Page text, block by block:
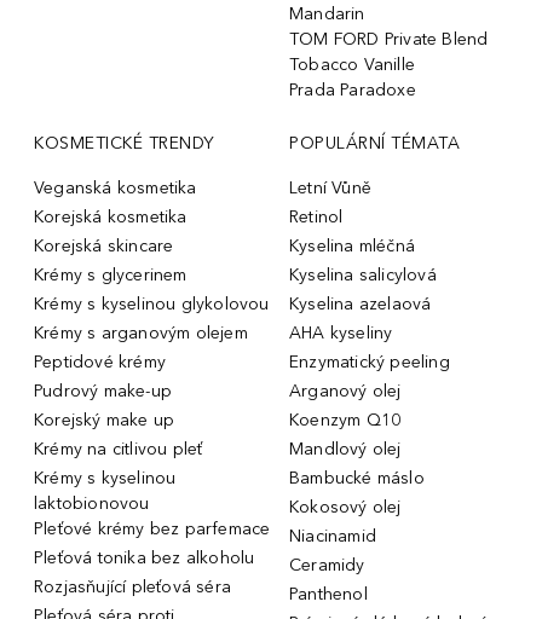
Mandarin
TOM FORD Private Blend
Tobacco Vanille
Prada Paradoxe
KOSMETICKÉ TRENDY
Veganská kosmetika
Korejská kosmetika
Korejská skincare
Krémy s glycerinem
Krémy s kyselinou glykolovou
Krémy s arganovým olejem
Peptidové krémy
Pudrový make-up
Korejský make up
Krémy na citlivou pleť
Krémy s kyselinou
laktobionovou
Pleťové krémy bez parfemace
Pleťová tonika bez alkoholu
Rozjasňující pleťová séra
POPULÁRNÍ TÉMATA
Letní Vůně
Retinol
Kyselina mléčná
Kyselina salicylová
Kyselina azelaová
AHA kyseliny
Enzymatický peeling
Arganový olej
Koenzym Q10
Mandlový olej
Bambucké máslo
Kokosový olej
Niacinamid
Ceramidy
Panthenol